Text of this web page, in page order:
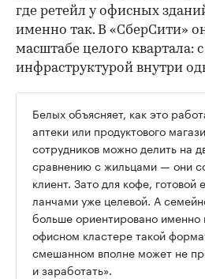
где ретейл у офисных
именно так. В «СберСити»
масштабе целого квартала:
инфраструктурой внутри
Белых объясняет, как это
аптеки или продуктового
сотрудников можно делить на
сравнению с жильцами — они
клиент. Зато для кофе,
ланчами уже целевой. А
больше ориентировано именно
офисном кластере такой
смешанном вполне может не
и заработать».